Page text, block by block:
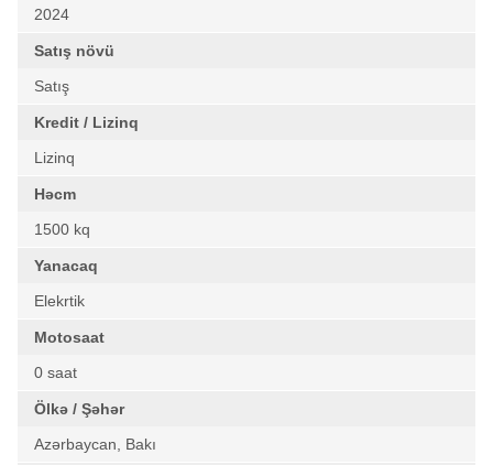
2024
Satış növü
Satış
Kredit / Lizinq
Lizinq
Həcm
1500 kq
Yanacaq
Elekrtik
Motosaat
0 saat
Ölkə / Şəhər
Azərbaycan, Bakı